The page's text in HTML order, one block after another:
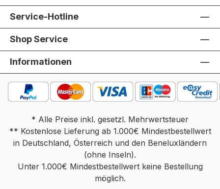
Service-Hotline
Shop Service
Informationen
* Alle Preise inkl. gesetzl. Mehrwertsteuer
** Kostenlose Lieferung ab 1.000€ Mindestbestellwert
in Deutschland, Österreich und den Beneluxländern
(ohne Inseln).
Unter 1.000€ Mindestbestellwert keine Bestellung
möglich.